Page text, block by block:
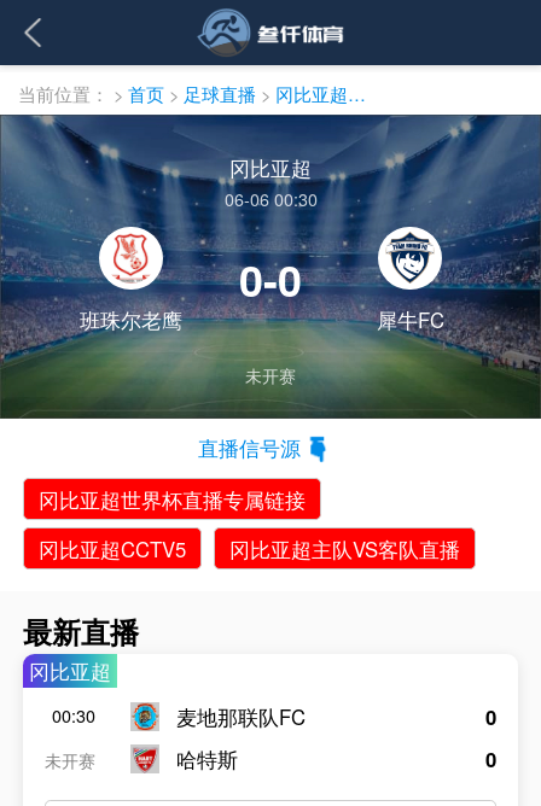
当前位置： > 首页 > 足球直播 > 冈比亚超直播
冈比亚超
06-06 00:30
班珠尔老鹰
0-0
犀牛FC
未开赛
直播信号源
冈比亚超世界杯直播专属链接
冈比亚超CCTV5
冈比亚超主队VS客队直播
最新直播
冈比亚超
00:30
未开赛
麦地那联队FC
哈特斯
0
0